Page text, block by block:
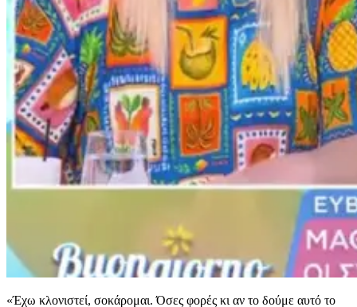
«Έχω κλονιστεί, σοκάρομαι. Όσες φορές κι αν το δούμε αυτό το